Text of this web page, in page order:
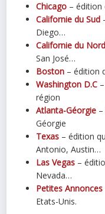
Chicago – édition
Californie du Sud
Diego…
Californie du Nord
San José…
Boston – édition
Washington D.C
région
Atlanta-Géorgie
Géorgie
Texas – édition
Antonio, Austin…
Las Vegas –
Nevada…
Petites Annonces
Etats-Unis.